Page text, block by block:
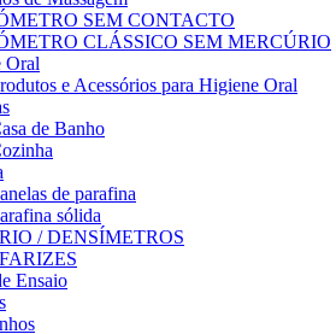
SEM CONTACTO
CLÁSSICO SEM MERCÚRIO
Oral
e Acessórios para Higiene Oral
de Banho
de parafina
sólida
/ DENSÍMETROS
Ensaio